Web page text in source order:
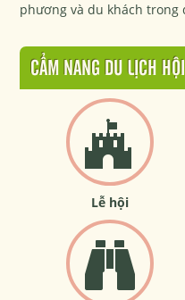
phương và du khách trong
CẨM NANG DU LỊCH
Lễ hội